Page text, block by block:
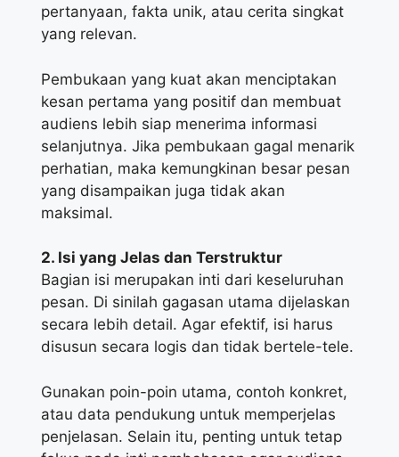
pertanyaan, fakta unik, atau cerita singkat
yang relevan.
Pembukaan yang kuat akan menciptakan
kesan pertama yang positif dan membuat
audiens lebih siap menerima informasi
selanjutnya. Jika pembukaan gagal menarik
perhatian, maka kemungkinan besar pesan
yang disampaikan juga tidak akan
maksimal.
2. Isi yang Jelas dan Terstruktur
Bagian isi merupakan inti dari keseluruhan
pesan. Di sinilah gagasan utama dijelaskan
secara lebih detail. Agar efektif, isi harus
disusun secara logis dan tidak bertele-tele.
Gunakan poin-poin utama, contoh konkret,
atau data pendukung untuk memperjelas
penjelasan. Selain itu, penting untuk tetap